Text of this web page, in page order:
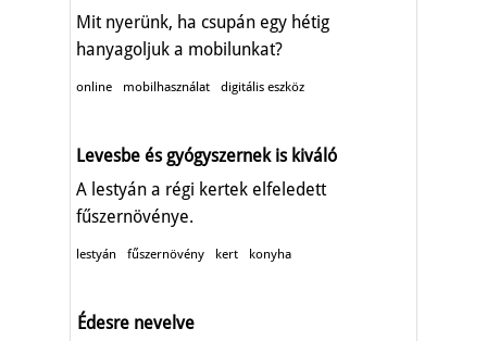
Mit nyerünk, ha csupán egy hétig
hanyagoljuk a mobilunkat?
online mobilhasználat digitális eszköz
Levesbe és gyógyszernek is kiváló
A lestyán a régi kertek elfeledett
fűszernövénye.
lestyán fűszernövény kert konyha
Édesre nevelve